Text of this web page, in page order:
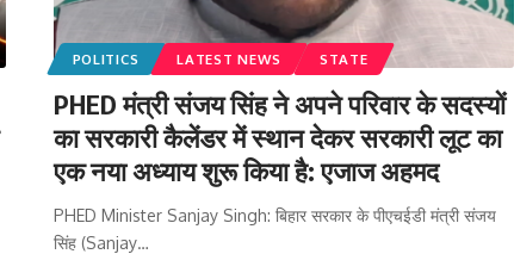
POLITICS LATEST NEWS STATE
PHED मंत्री संजय सिंह ने अपने परिवार के सदस्यों
का सरकारी कैलेंडर में स्थान देकर सरकारी लूट का
एक नया अध्याय शुरू किया है: एजाज अहमद
PHED Minister Sanjay Singh: बिहार सरकार के पीएचईडी मंत्री संजय
सिंह (Sanjay…